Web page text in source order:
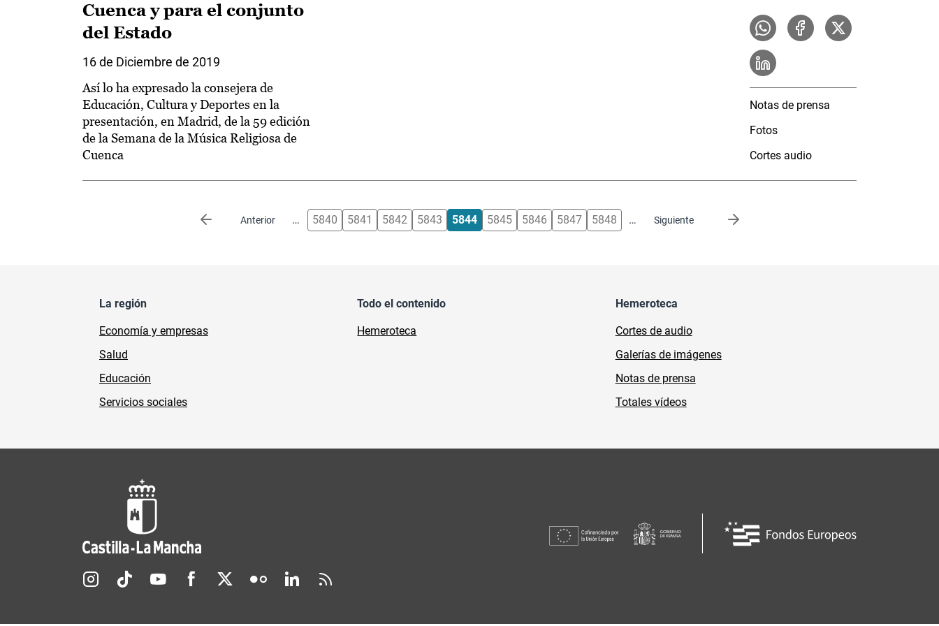
Cuenca y para el conjunto
del Estado
16 de Diciembre de 2019
Así lo ha expresado la consejera de
Educación, Cultura y Deportes en la
presentación, en Madrid, de la 59 edición
de la Semana de la Música Religiosa de
Cuenca
Notas de prensa
Fotos
Cortes audio
Anterior
Página anterior … 5840 5841 5842 5843 5844 5845 5846 5847 5848 … Siguiente
Siguiente página
La región
Economía y empresas
Salud
Educación
Servicios sociales
Todo el contenido
Hemeroteca
Hemeroteca
Cortes de audio
Galerías de imágenes
Notas de prensa
Totales vídeos
Redes sociales JCCM